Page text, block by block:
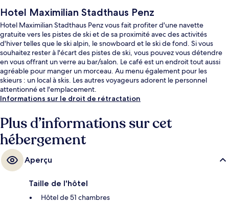
Hotel Maximilian Stadthaus Penz
Hotel Maximilian Stadthaus Penz vous fait profiter d'une navette
gratuite vers les pistes de ski et de sa proximité avec des activités
d'hiver telles que le ski alpin, le snowboard et le ski de fond. Si vous
souhaitez rester à l'écart des pistes de ski, vous pouvez vous détendre
en vous offrant un verre au bar/salon. Le café est un endroit tout aussi
agréable pour manger un morceau. Au menu également pour les
skieurs : un local à skis. Les autres voyageurs adorent le personnel
attentionné et l'emplacement.
Informations sur le droit de rétractation
Plus d’informations sur cet
hébergement
Aperçu
Taille de l'hôtel
Hôtel de 51 chambres